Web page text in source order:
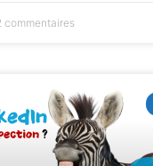
commentaires